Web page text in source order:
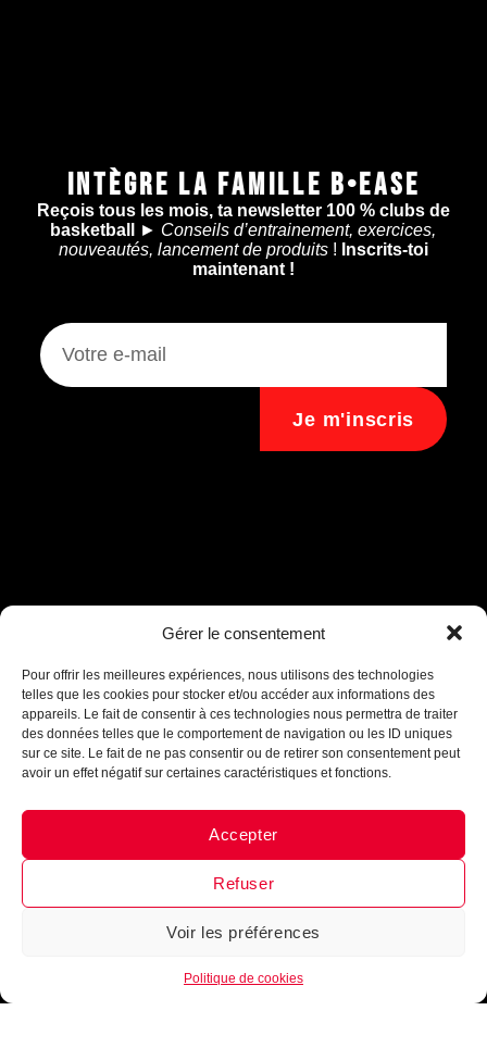
Gérer le consentement
Pour offrir les meilleures expériences, nous utilisons des technologies
telles que les cookies pour stocker et/ou accéder aux informations des
appareils. Le fait de consentir à ces technologies nous permettra de traiter
des données telles que le comportement de navigation ou les ID uniques
sur ce site. Le fait de ne pas consentir ou de retirer son consentement peut
avoir un effet négatif sur certaines caractéristiques et fonctions.
Accepter
Refuser
Voir les préférences
Politique de cookies
Messenger · Instagram
INTÈGRE LA FAMILLE B•EASE
Reçois tous les mois, ta newsletter 100 % clubs de
basketball
► Conseils d’entrainement, exercices,
nouveautés, lancement de produits! Inscrits-toi
maintenant !
Je m'inscris